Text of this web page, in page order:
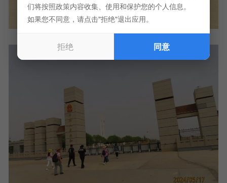
们将按照政策内容收集、使用和保护您的个人信息。
如果您不同意，请点击"拒绝"退出应用。
拒绝 同意